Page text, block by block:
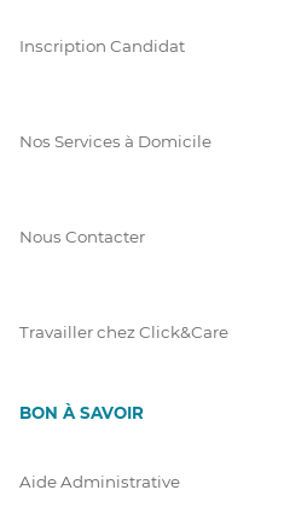
Inscription Candidat
Nos Services à Domicile
Nous Contacter
Travailler chez Click&Care
BON À SAVOIR
Aide Administrative